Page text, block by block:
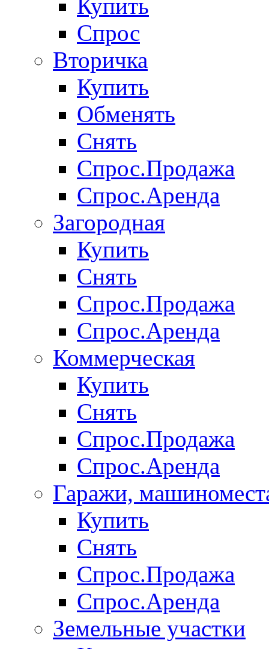
Купить
Спрос
Вторичка
Купить
Обменять
Снять
Спрос.Продажа
Спрос.Аренда
Загородная
Купить
Снять
Спрос.Продажа
Спрос.Аренда
Коммерческая
Купить
Снять
Спрос.Продажа
Спрос.Аренда
Гаражи,
Купить
Снять
Спрос.Продажа
Спрос.Аренда
Земельные участки